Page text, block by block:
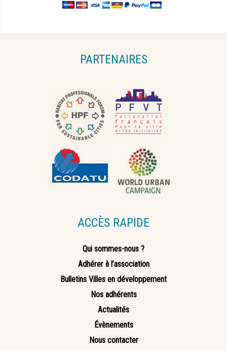
PARTENAIRES
ACCÈS RAPIDE
Qui sommes-nous ?
Adhérer à l’association
Bulletins Villes en développement
Nos adhérents
Actualités
Évènements
Nous contacter